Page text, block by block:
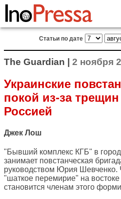
Статьи по дате
The Guardian | 2 ноября
Украинские
покой из-за
Россией
Джек Лош
"Бывший комплекс КГБ" в
занимает повстанческая
руководством Юрия Шевченко.
"шаткое перемирие" на
становится членам этого